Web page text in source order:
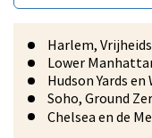
Harlem,
Lower
Hudson Yards
Soho, Ground
Chelsea en de